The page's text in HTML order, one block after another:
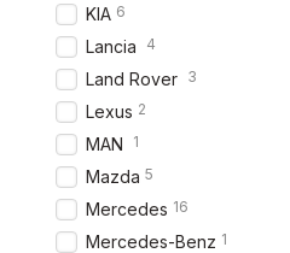
KIA 6
Lancia 4
Land Rover 3
Lexus 2
MAN 1
Mazda 5
Mercedes 16
Mercedes-Benz 1